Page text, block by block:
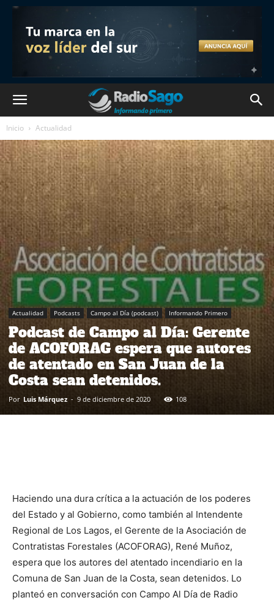
Inicio Actualidad
Actualidad Podcasts Campo al Día (podcast) Informando Primero
Podcast de Campo al Día: Gerente
de ACOFORAG espera que autores
de atentado en San Juan de la
Costa sean detenidos.
Por Luis Márquez - 9 de diciembre de 2020 108
Haciendo una dura crítica a la actuación de los poderes
del Estado y al Gobierno, como también al Intendente
Regional de Los Lagos, el Gerente de la Asociación de
Contratistas Forestales (ACOFORAG), René Muñoz,
espera que los autores del atentado incendiario en la
Comuna de San Juan de la Costa, sean detenidos. Lo
planteó en conversación con Campo Al Día de Radio